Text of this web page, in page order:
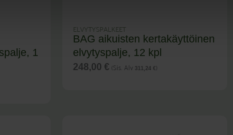
1
ELVYTYSPALKEET
BAG aikuisten kertakäyttöinen
elvytyspalje, 12 kpl
248,00€ (Sis. Alv 311,24 € )